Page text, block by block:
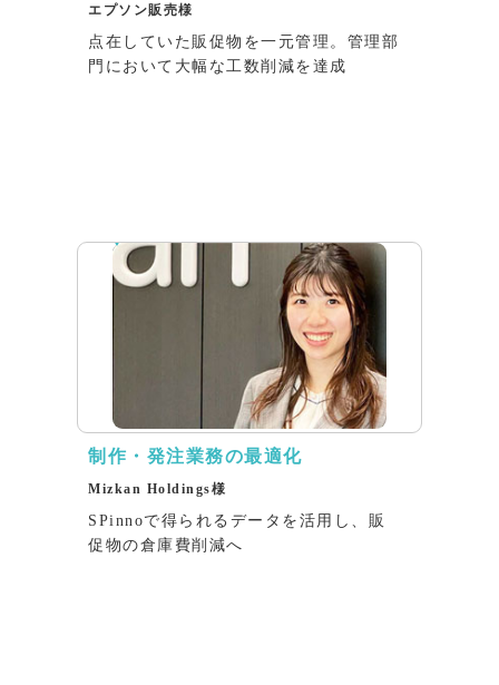
エプソン販売様
点在していた販促物を一元管理。管理部
門において大幅な工数削減を達成
制作・発注業務の最適化
Mizkan Holdings様
SPinnoで得られるデータを活用し、販
促物の倉庫費削減へ